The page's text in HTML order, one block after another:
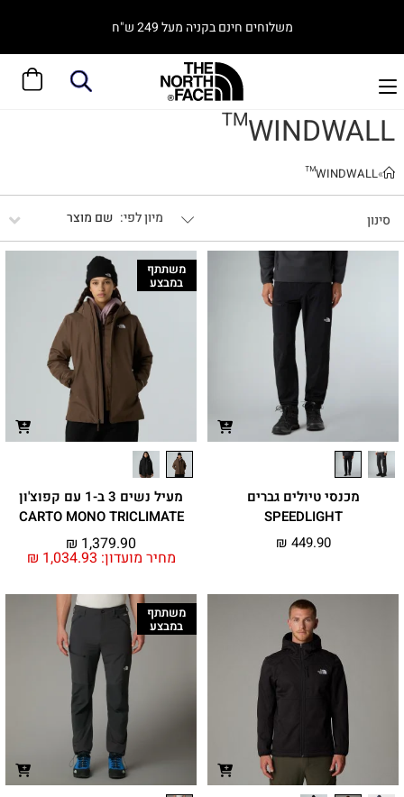
משלוחים חינם בקניה מעל 249 ש"ח
WINDWALL™
»
WINDWALL™
סינון שם מוצר
מכנסי טיולים גברים
SPEEDLIGHT
₪ 449.90
משתתף
במבצע
מעיל נשים 3 ב-1 עם קפוצ'ון
CARTO MONO TRICLIMATE
מחיר מועדון: ₪ 1,034.93
₪ 1,379.90
משתתף
במבצע